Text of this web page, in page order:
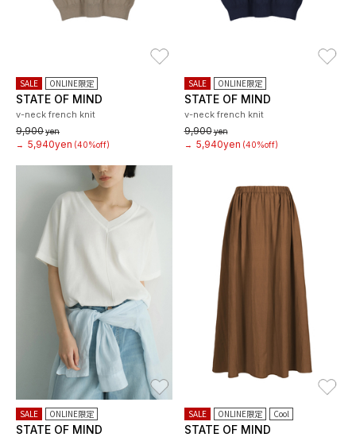
SALE ONLINE限定
STATE OF MIND
v-neck french knit
9,900yen
→ 5,940yen (40%off)
SALE ONLINE限定
STATE OF MIND
v-neck french knit
9,900yen
→ 5,940yen (40%off)
SALE ONLINE限定
STATE OF MIND
SALE ONLINE限定 Cool
STATE OF MIND